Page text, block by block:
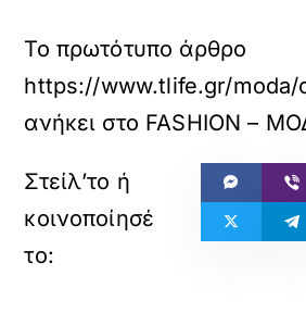
Το πρωτότυπο άρθρο
https://www.tlife.gr/
ανήκει στο FASHION –